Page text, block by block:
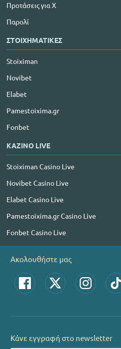
Προτάσεις για Χ
Παρολί
ΣΤΟΙΧΗΜΑΤΙΚΕΣ
Stoiximan
Novibet
Elabet
Pamestoixima.gr
Fonbet
ΚΑΖΙΝΟ LIVE
Stoiximan Casino Live
Novibet Casino Live
Elabet Casino Live
Pamestoixima.gr Casino Live
Fonbet Casino Live
Ακολουθήστε μας
Κάνε εγγραφή στο newsletter